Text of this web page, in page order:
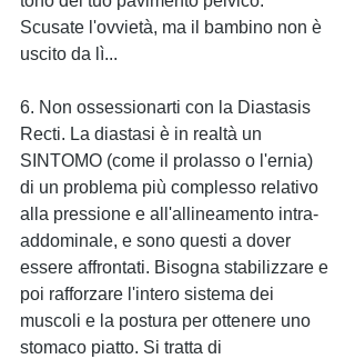
Scusate l'ovvietà, ma il bambino non è
uscito da lì...
6. Non ossessionarti con la Diastasis
Recti. La diastasi è in realtà un
SINTOMO (come il prolasso o l'ernia)
di un problema più complesso relativo
alla pressione e all'allineamento intra-
addominale, e sono questi a dover
essere affrontati. Bisogna stabilizzare e
poi rafforzare l'intero sistema dei
muscoli e la postura per ottenere uno
stomaco piatto. Si tratta di